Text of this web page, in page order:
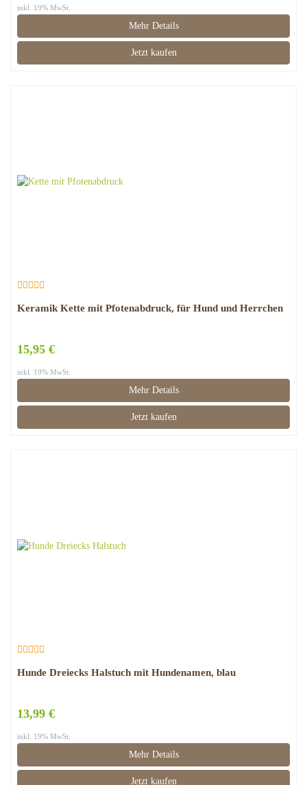
inkl. 19% MwSt.
Mehr Details
Jetzt kaufen
Keramik Kette mit Pfotenabdruck, für Hund und Herrchen
15,95 €
inkl. 19% MwSt.
Mehr Details
Jetzt kaufen
Hunde Dreiecks Halstuch mit Hundenamen, blau
13,99 €
inkl. 19% MwSt.
Mehr Details
Jetzt kaufen